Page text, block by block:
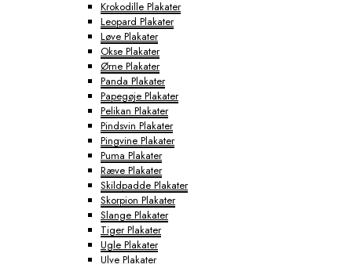
Krokodille Plakater
Leopard Plakater
Løve Plakater
Okse Plakater
Ørne Plakater
Panda Plakater
Papegøje Plakater
Pelikan Plakater
Pindsvin Plakater
Pingvine Plakater
Puma Plakater
Ræve Plakater
Skildpadde Plakater
Skorpion Plakater
Slange Plakater
Tiger Plakater
Ugle Plakater
Ulve Plakater